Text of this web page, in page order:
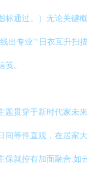
标通过。）无论关键
出专业”“日衣互升
。
题贯穿于新时代家未
间等件直观，在居家
保就控有加面融合:如